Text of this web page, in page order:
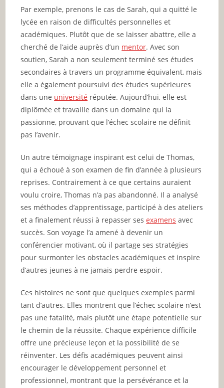
Par exemple, prenons le cas de Sarah, qui a quitté le
lycée en raison de difficultés personnelles et
académiques. Plutôt que de se laisser abattre, elle a
cherché de l’aide auprès d’un mentor. Avec son
soutien, Sarah a non seulement terminé ses études
secondaires à travers un programme équivalent, mais
elle a également poursuivi des études supérieures
dans une université réputée. Aujourd’hui, elle est
diplômée et travaille dans un domaine qui la
passionne, prouvant que l’échec scolaire ne définit
pas l’avenir.
Un autre témoignage inspirant est celui de Thomas,
qui a échoué à son examen de fin d’année à plusieurs
reprises. Contrairement à ce que certains auraient
voulu croire, Thomas n’a pas abandonné. Il a analysé
ses méthodes d’apprentissage, participé à des ateliers
et a finalement réussi à repasser sesexamens avec
succès. Son voyage l’a amené à devenir un
conférencier motivant, où il partage ses stratégies
pour surmonter les obstacles académiques et inspire
d’autres jeunes à ne jamais perdre espoir.
Ces histoires ne sont que quelques exemples parmi
tant d’autres. Elles montrent que l’échec scolaire n’est
pas une fatalité, mais plutôt une étape potentielle sur
le chemin de la réussite. Chaque expérience difficile
offre une précieuse leçon et la possibilité de se
réinventer. Les défis académiques peuvent ainsi
encourager le développement personnel et
professionnel, montrant que la persévérance et la